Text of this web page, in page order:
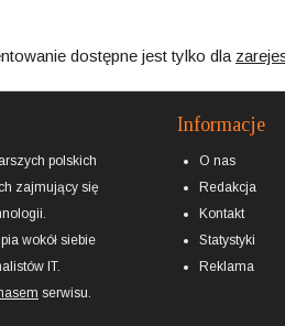
dostępne jest tylko dla
polskich
zajmujący się
wokół siebie
IT.
serwisu.
Informacje
O nas
Redakcja
Kontakt
Statystyki
Reklama